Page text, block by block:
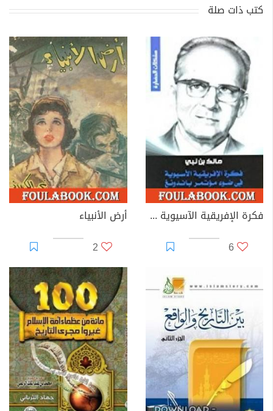
كتب ذات صلة
فكرة الإفريقية الآسيوية في ضوء مؤتمر باندونغ
6
أرض الأنبياء
2